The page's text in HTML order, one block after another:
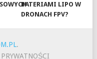
BATERIAMI LIPO W
DRONACH FPV?
.